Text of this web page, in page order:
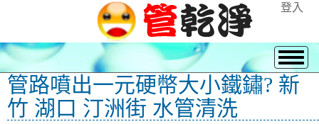
登入
管路噴出一元硬幣大小鐵鏽? 新
竹 湖口 汀洲街 水管清洗